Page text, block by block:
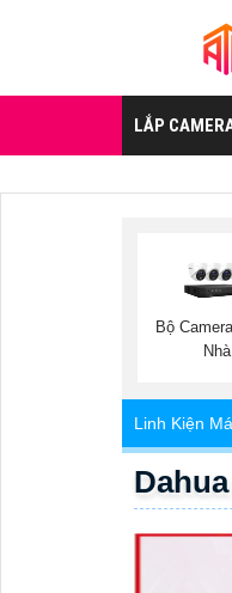
LẮP
Bộ
Nhà
Linh Kiện